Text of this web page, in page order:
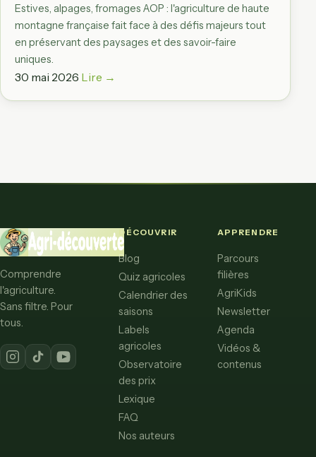
Estives, alpages, fromages AOP : l'agriculture de haute
montagne française fait face à des défis majeurs tout
en préservant des paysages et des savoir-faire
uniques.
30 mai 2026 Lire →
Comprendre
l'agriculture.
Sans filtre. Pour
tous.
DÉCOUVRIR
Blog
Quiz agricoles
Calendrier des
saisons
Labels
agricoles
Observatoire
des prix
Lexique
FAQ
Nos auteurs
APPRENDRE
Parcours
filières
AgriKids
Newsletter
Agenda
Vidéos &
contenus